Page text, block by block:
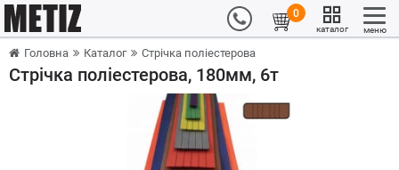
0
каталог меню
Головна Каталог Стрічка поліестерова
Стрічка поліестерова, 180мм, 6т